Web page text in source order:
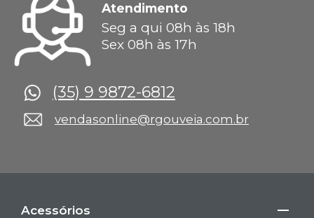
Atendimento
Seg a qui 08h às 18h
Sex 08h às 17h
(35) 9 9872-6812
vendasonline@rgouveia.com.br
Acessórios